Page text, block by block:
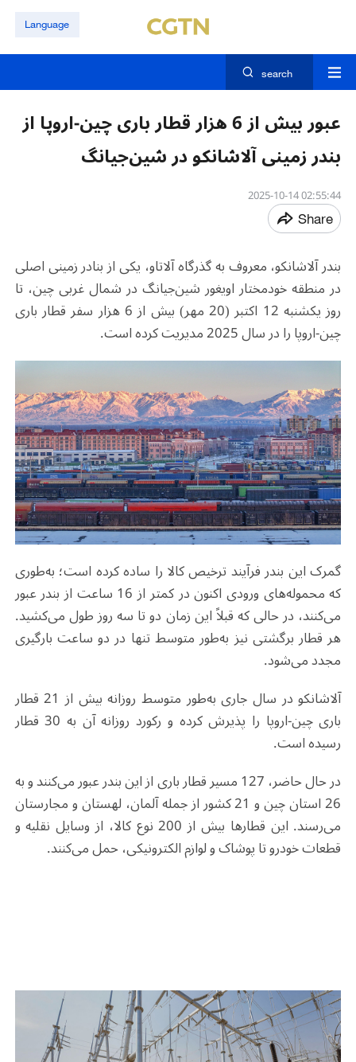
Language
search
عبور بیش از 6 هزار قطار باری چین-اروپا از
بندر زمینی آلاشانکو در شین‌جیانگ
02:55:44 2025-10-14
Share
بندر آلاشانکو، معروف به گذرگاه آلاتاو، یکی از بنادر زمینی اصلی
در منطقه خودمختار اویغور شین‌جیانگ در شمال ‌غربی چین، تا
روز یکشنبه 12 اکتبر (20 مهر) بیش از 6 هزار سفر قطار باری
چین-اروپا را در سال 2025 مدیریت کرده است
.
گمرک این بندر فرآیند ترخیص کالا را ساده کرده است؛ به‌طوری
که محموله‌های ورودی اکنون در کمتر از 16 ساعت از بندر عبور
می‌کنند، در حالی که قبلاً این زمان دو تا سه روز طول می‌کشید.
هر قطار برگشتی نیز به‌طور متوسط تنها در دو ساعت بارگیری
مجدد می‌شود.
آلاشانکو در سال جاری به‌طور متوسط روزانه بیش از 21 قطار
باری چین-اروپا را پذیرش کرده و رکورد روزانه آن به 30 قطار
رسیده است.
در حال حاضر، 127 مسیر قطار باری از این بندر عبور می‌کنند و به
26 استان چین و 21 کشور از جمله آلمان، لهستان و مجارستان
می‌رسند. این قطارها بیش از 200 نوع کالا، از وسایل نقلیه و
قطعات خودرو تا پوشاک و لوازم الکترونیکی، حمل می‌کنند.